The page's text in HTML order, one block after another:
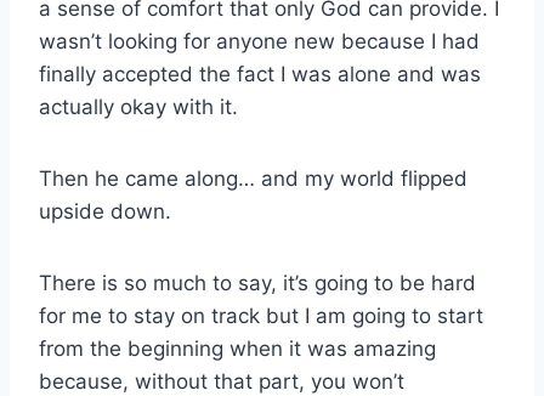
a sense of comfort that only God can provide. I
wasn’t looking for anyone new because I had
finally accepted the fact I was alone and was
actually okay with it.
Then he came along… and my world flipped
upside down.
There is so much to say, it’s going to be hard
for me to stay on track but I am going to start
from the beginning when it was amazing
because, without that part, you won’t